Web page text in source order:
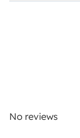
No reviews